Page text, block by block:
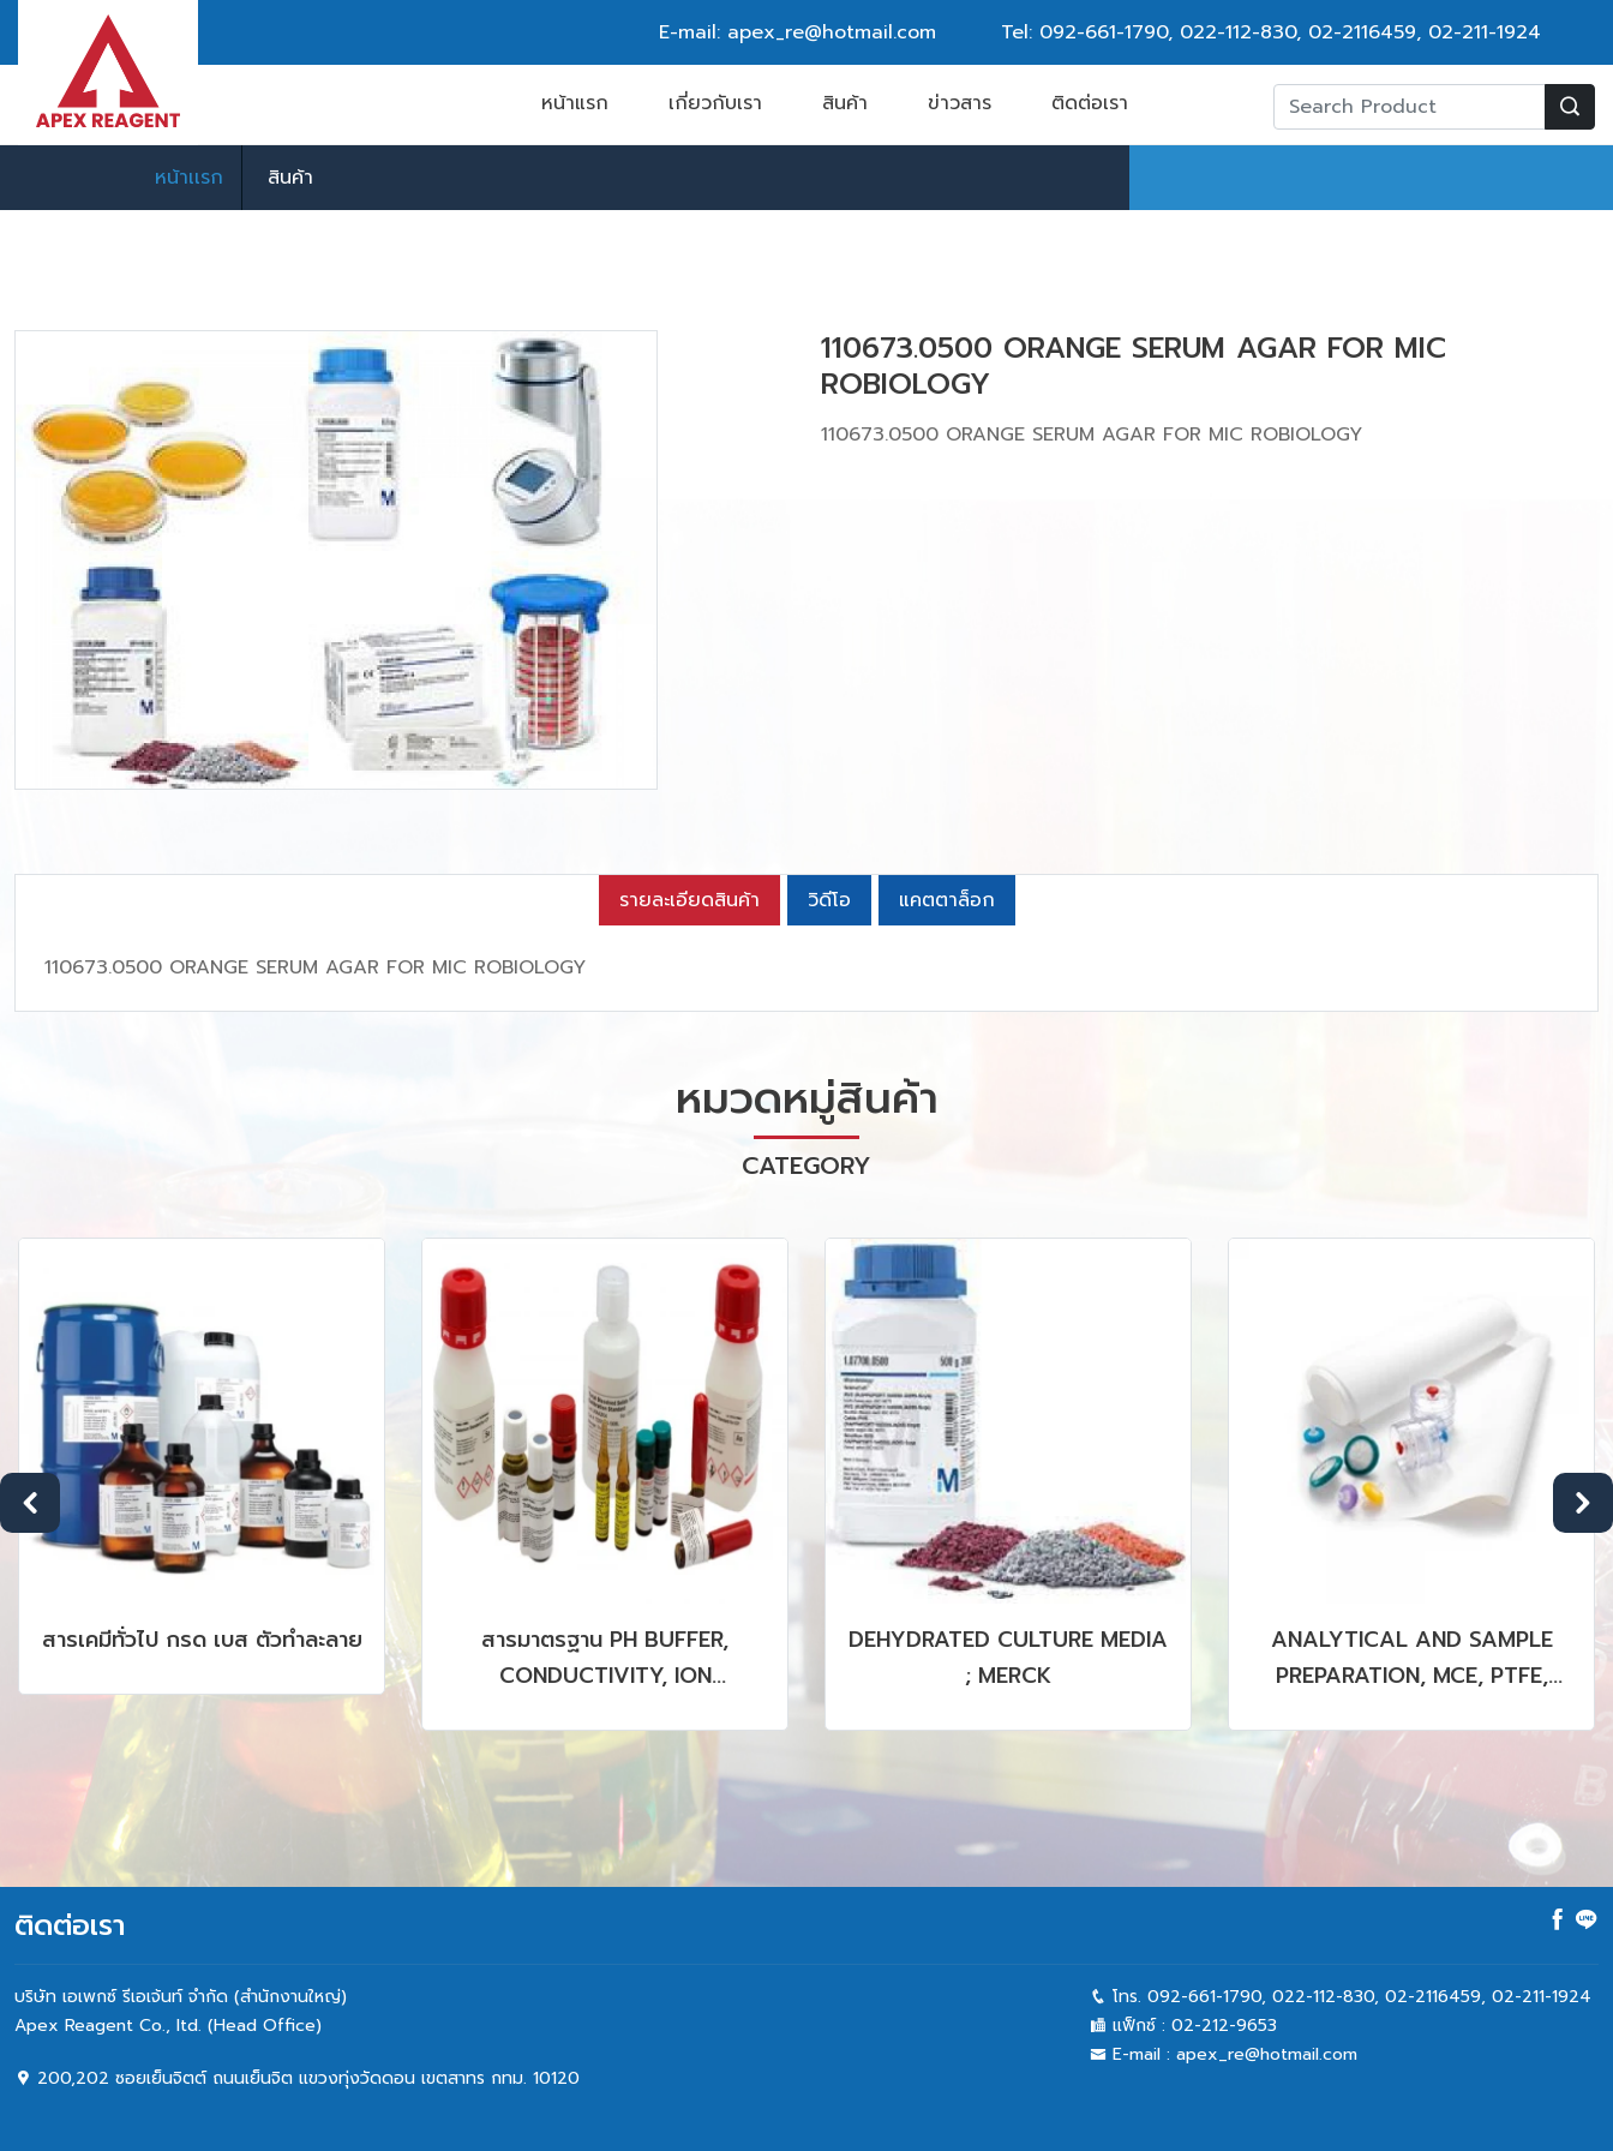
E-mail: apex_re@hotmail.com Tel: 092-661-1790, 022-112-830, 02-2116459, 02-211-1924
หน้าแรก เกี่ยวกับเรา สินค้า ข่าวสาร ติดต่อเรา
หน้าเเรก สินค้า
110673.0500 ORANGE SERUM AGAR FOR MIC
ROBIOLOGY
110673.0500 ORANGE SERUM AGAR FOR MIC ROBIOLOGY
รายละเอียดสินค้า วิดีโอ แคตตาล็อก
110673.0500 ORANGE SERUM AGAR FOR MIC ROBIOLOGY
หมวดหมู่สินค้า
CATEGORY
สารเคมีทั่วไป กรด เบส ตัวทำละลาย
สารมาตรฐาน PH BUFFER,
CONDUCTIVITY, ION
AAS, ICP รวมถึง CRM, SRM
PRODUCTS
DEHYDRATED CULTURE MEDIA
; MERCK
ANALYTICAL AND SAMPLE
PREPARATION, MCE, PTFE,
NON STERILE)
ติดต่อเรา
บริษัท เอเพกซ์ รีเอเจ้นท์ จำกัด (สำนักงานใหญ่)
Apex Reagent Co., Itd. (Head Office)
200,202 ซอยเย็นจิตต์ ถนนเย็นจิต แขวงทุ่งวัดดอน เขตสาทร กทม. 10120
โทร. 092-661-1790, 022-112-830, 02-2116459, 02-211-1924
แฟ็กซ์ : 02-212-9653
E-mail : apex_re@hotmail.com